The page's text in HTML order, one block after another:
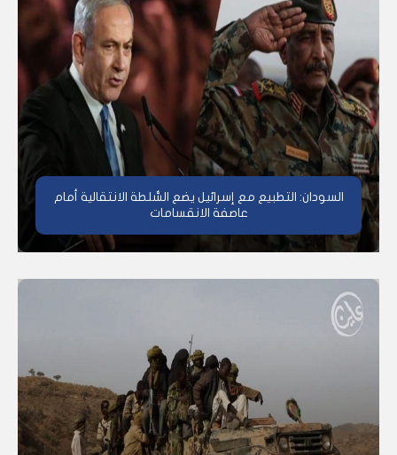
السودان: التطبيع مع إسرائيل يضع السُّلطة الانتقالية أمام
عاصفة الانقسامات